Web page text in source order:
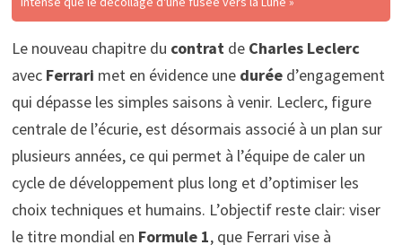
Le nouveau chapitre du contratde Charles Leclerc
avec Ferrari met en évidence une duréed’engagement
qui dépasse les simples saisons à venir. Leclerc, figure
centrale de l’écurie, est désormais associé à un plan sur
plusieurs années, ce qui permet à l’équipe de caler un
cycle de développement plus long et d’optimiser les
choix techniques et humains. L’objectif reste clair: viser
le titre mondial en Formule 1, que Ferrari vise à